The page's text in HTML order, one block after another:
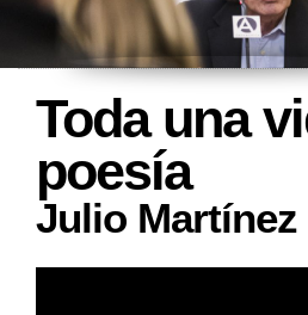
Toda una
poesía
Julio Martínez